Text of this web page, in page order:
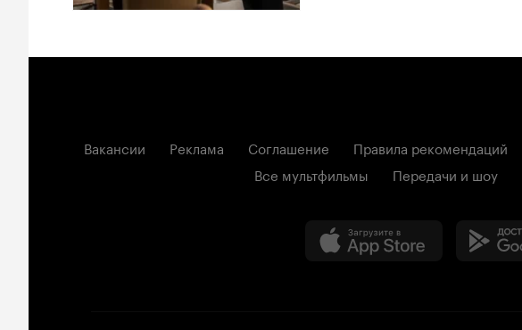
Вакансии Реклама Соглашение Правила рекомендаций
Все мультфильмы
Передачи и шоу